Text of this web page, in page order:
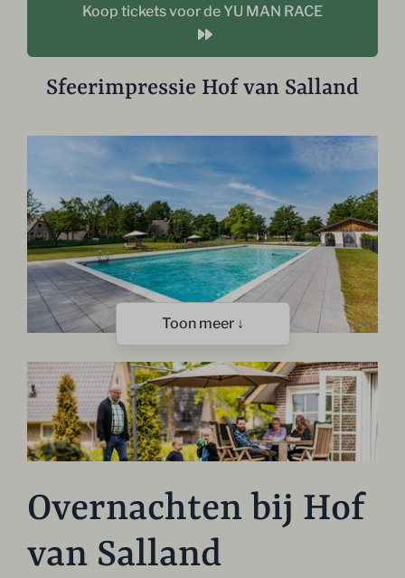
Koop tickets voor de YU MAN RACE
Sfeerimpressie Hof van Salland
Toon meer ↓
Overnachten bij Hof
van Salland